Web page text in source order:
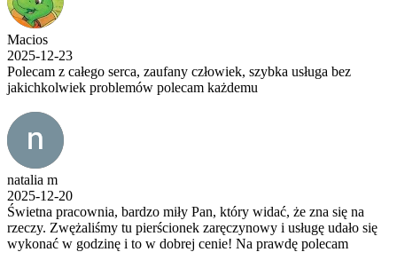
Macios
2025-12-23
Polecam z całego serca, zaufany człowiek, szybka usługa bez
jakichkolwiek problemów polecam każdemu
natalia m
2025-12-20
Świetna pracownia, bardzo miły Pan, który widać, że zna się na
rzeczy. Zwężaliśmy tu pierścionek zaręczynowy i usługę udało się
wykonać w godzinę i to w dobrej cenie! Na prawdę polecam